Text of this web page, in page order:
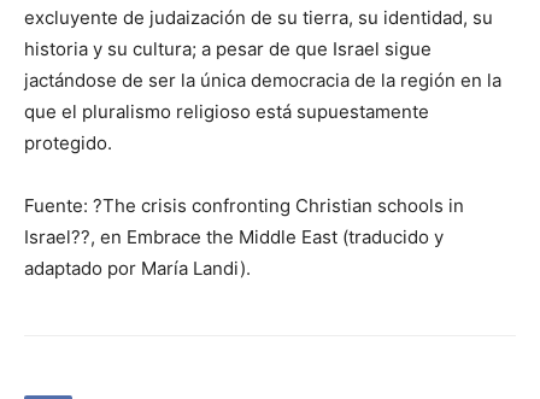
excluyente de judaización de su tierra, su identidad, su
historia y su cultura; a pesar de que Israel sigue
jactándose de ser la única democracia de la región en la
que el pluralismo religioso está supuestamente
protegido.
Fuente: ?The crisis confronting Christian schools in
Israel??, en Embrace the Middle East (traducido y
adaptado por María Landi).